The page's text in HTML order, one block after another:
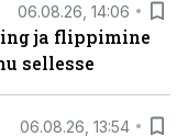
06.08.26, 14:06
ja flippimine
sellesse
06.08.26, 13:54